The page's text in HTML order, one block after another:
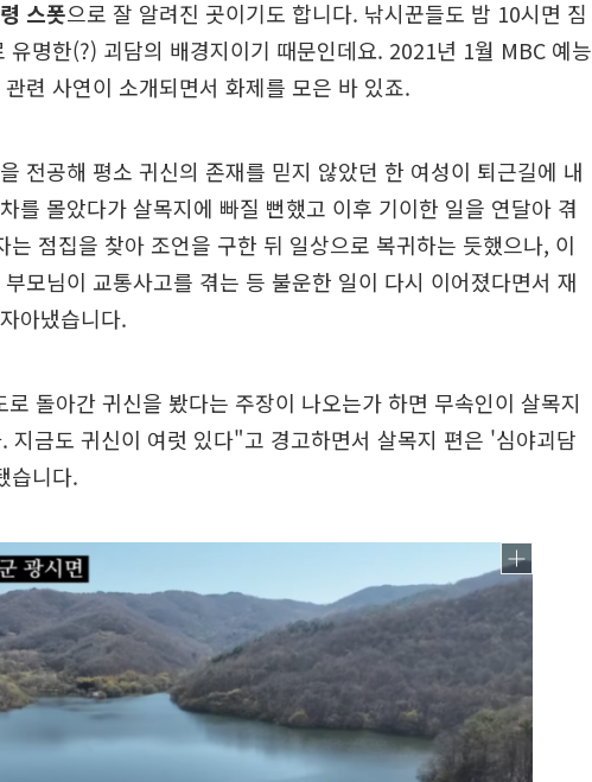
스폿으로 잘 알려진 곳이기도 합니다. 낚시꾼들도 밤 10시면 짐
유명한(?) 괴담의 배경지이기 때문인데요. 2021년 1월 MBC 예능
련 사연이 소개되면서 화제를 모은 바 있죠.
전공해 평소 귀신의 존재를 믿지 않았던 한 여성이 퇴근길에 내
를 몰았다가 살목지에 빠질 뻔했고 이후 기이한 일을 연달아 겪
는 점집을 찾아 조언을 구한 뒤 일상으로 복귀하는 듯했으나, 이
모님이 교통사고를 겪는 등 불운한 일이 다시 이어졌다면서 재
아냈습니다.
돌아간 귀신을 봤다는 주장이 나오는가 하면 무속인이 살목지
지금도 귀신이 여럿 있다"고 경고하면서 살목지 편은 '심야괴담
습니다.